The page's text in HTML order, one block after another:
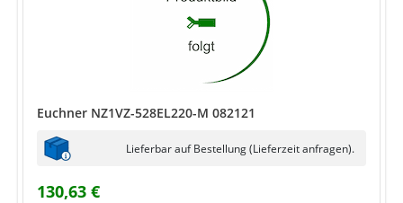
Euchner NZ1VZ-528EL220-M 082121
Lieferbar auf Bestellung (Lieferzeit anfragen).
130,63 €